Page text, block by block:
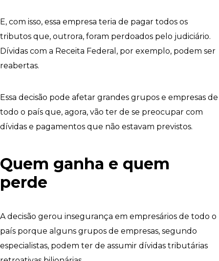
E, com isso, essa empresa teria de pagar todos os
tributos que, outrora, foram perdoados pelo judiciário.
Dívidas com a Receita Federal, por exemplo, podem ser
reabertas.
Essa decisão pode afetar grandes grupos e empresas de
todo o país que, agora, vão ter de se preocupar com
dívidas e pagamentos que não estavam previstos.
Quem ganha e quem
perde
A decisão gerou insegurança em empresários de todo o
país porque alguns grupos de empresas, segundo
especialistas, podem ter de assumir dívidas tributárias